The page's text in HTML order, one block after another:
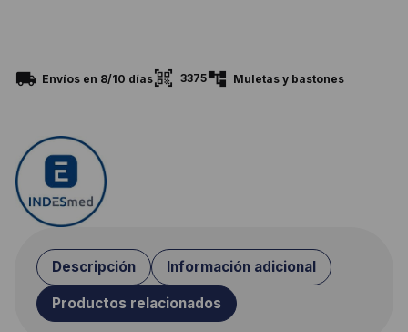
Envíos en 8/10 días 3375 Muletas y bastones
Descripción Información adicional
Productos relacionados